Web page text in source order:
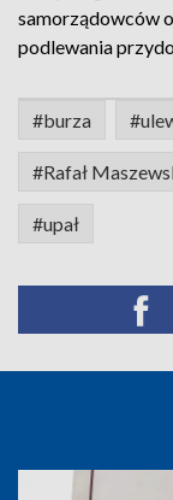
samorządowców
podlewania
#burza
#Rafał
#upał